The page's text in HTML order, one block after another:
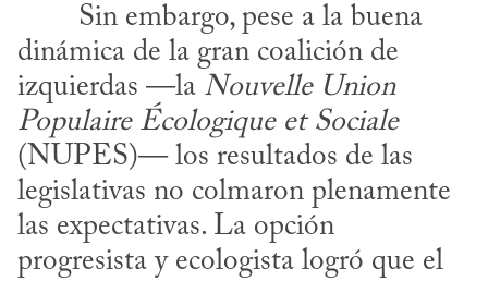
dinámica de la gran coalición de
izquierdas —la Nouvelle Union
Populaire Écologique et Sociale
(NUPES)— los resultados de las
legislativas no colmaron plenamente
las expectativas. La opción
progresista y ecologista logró que el